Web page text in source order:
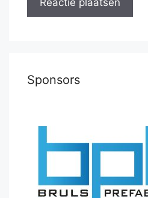
Sponsors